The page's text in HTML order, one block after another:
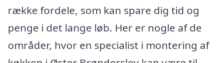
række fordele, som kan spare dig tid og
penge i det lange løb. Her er nogle af de
områder, hvor en specialist i montering af